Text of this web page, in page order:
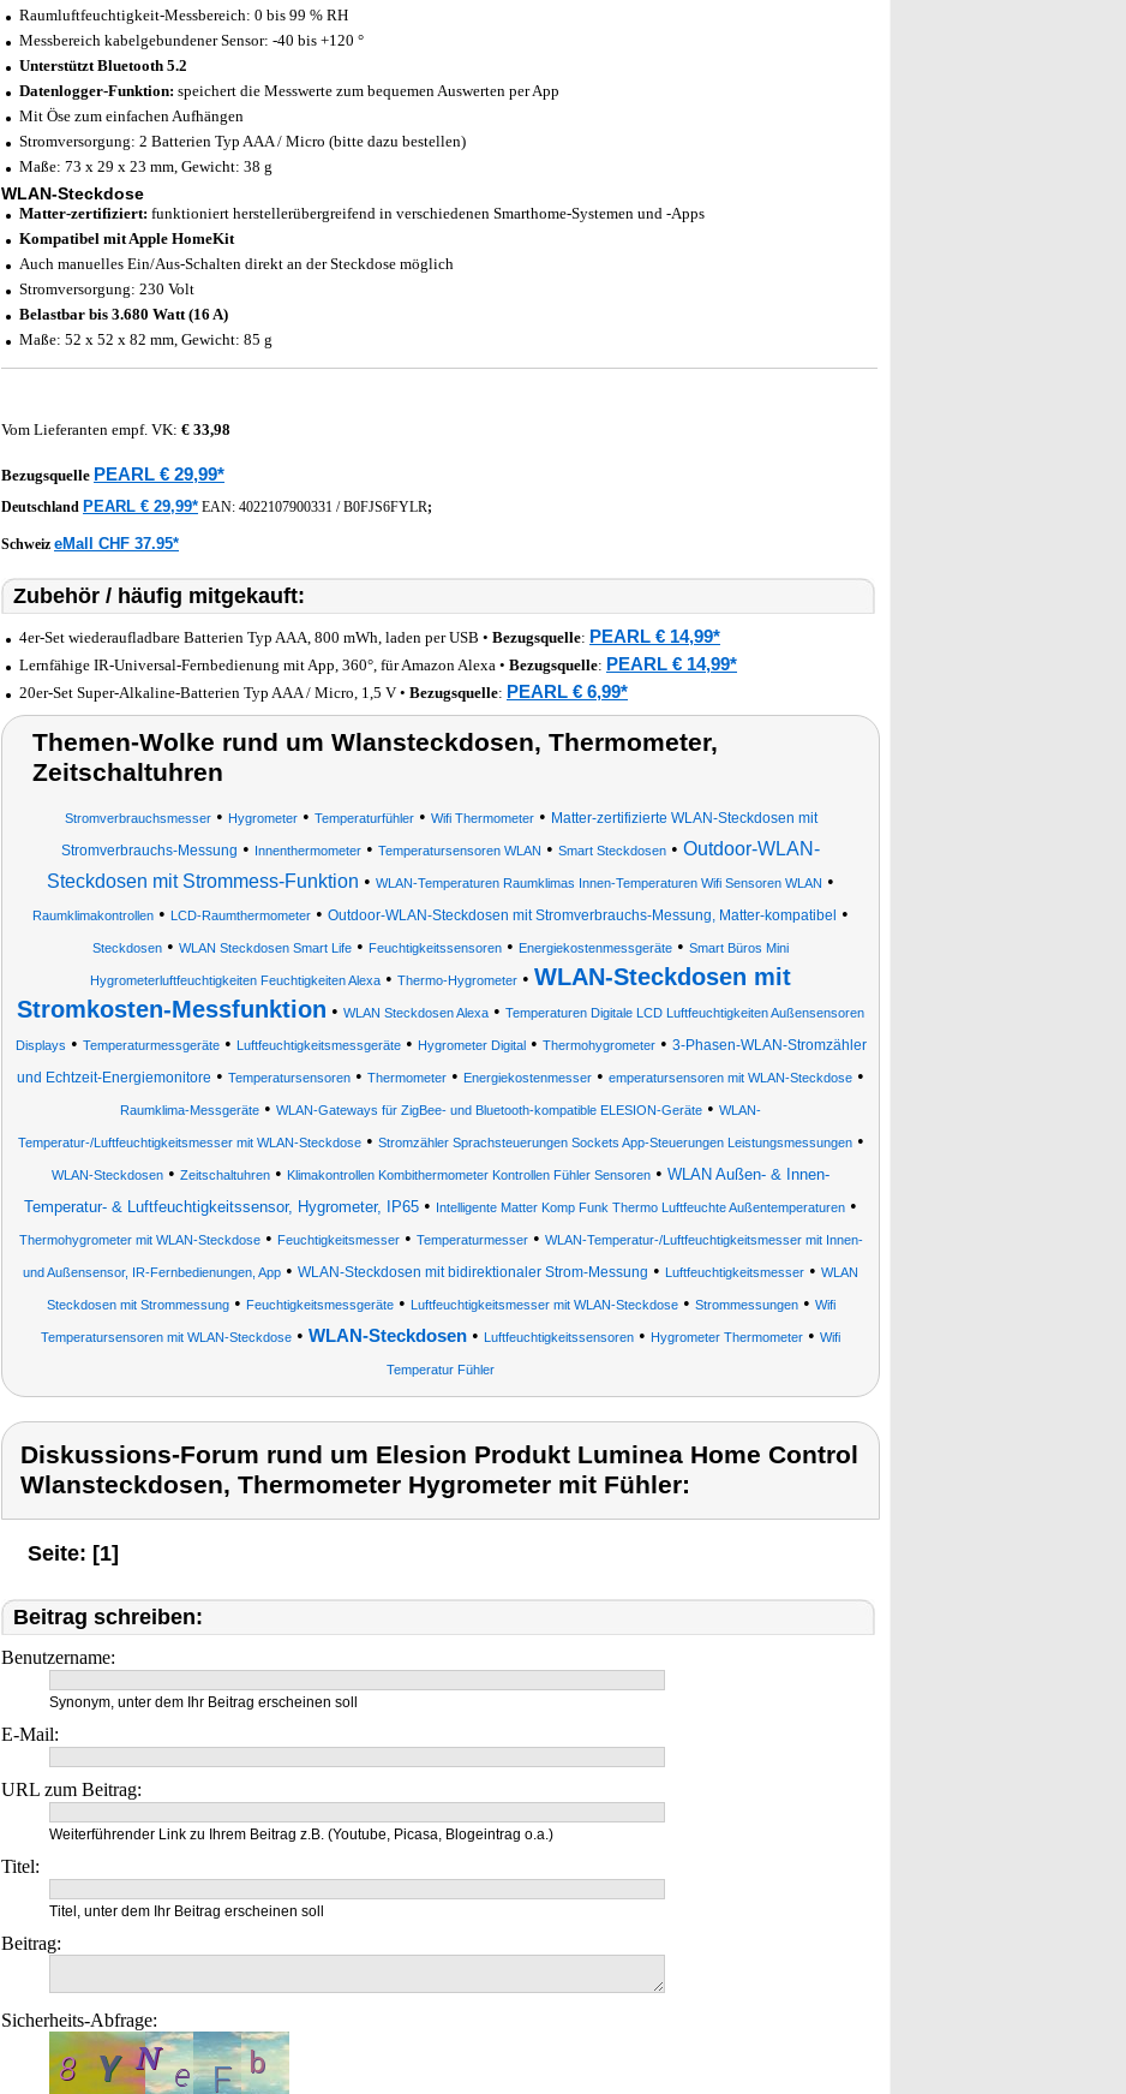
Raumluftfeuchtigkeit-Messbereich: 0 bis 99 % RH
Messbereich kabelgebundener Sensor: -40 bis +120 °
Unterstützt Bluetooth 5.2
Datenlogger-Funktion: speichert die Messwerte zum bequemen Auswerten per App
Mit Öse zum einfachen Aufhängen
Stromversorgung: 2 Batterien Typ AAA / Micro (bitte dazu bestellen)
Maße: 73 x 29 x 23 mm, Gewicht: 38 g
WLAN-Steckdose
Matter-zertifiziert: funktioniert herstellerübergreifend in verschiedenen Smarthome-Systemen und -Apps
Kompatibel mit Apple HomeKit
Auch manuelles Ein/Aus-Schalten direkt an der Steckdose möglich
Stromversorgung: 230 Volt
Belastbar bis 3.680 Watt (16 A)
Maße: 52 x 52 x 82 mm, Gewicht: 85 g
Vom Lieferanten empf. VK: € 33,98
Bezugsquelle PEARL € 29,99*
Deutschland PEARL € 29,99* EAN: 4022107900331 /B0FJS6FYLR;
Schweiz eMall CHF 37.95*
Zubehör / häufig mitgekauft:
4er-Set wiederaufladbare Batterien Typ AAA, 800 mWh, laden per USB • Bezugsquelle: PEARL € 14,99*
Lernfähige IR-Universal-Fernbedienung mit App, 360°, für Amazon Alexa • Bezugsquelle: PEARL € 14,99*
20er-Set Super-Alkaline-Batterien Typ AAA / Micro, 1,5 V • Bezugsquelle: PEARL € 6,99*
Themen-Wolke rund um Wlansteckdosen, Thermometer,
Zeitschaltuhren
Stromverbrauchsmesser• Hygrometer• Temperaturfühler• Wifi Thermometer• Matter-zertifizierte WLAN-Steckdosen mit
Stromverbrauchs-Messung • Innenthermometer • Temperatursensoren WLAN • Smart Steckdosen • Outdoor-WLAN-
Steckdosen mit Strommess-Funktion • WLAN-Temperaturen Raumklimas Innen-Temperaturen Wifi Sensoren WLAN •
Raumklimakontrollen • LCD-Raumthermometer • Outdoor-WLAN-Steckdosen mit Stromverbrauchs-Messung, Matter-kompatibel •
Steckdosen • WLAN Steckdosen Smart Life • Feuchtigkeitssensoren • Energiekostenmessgeräte • Smart Büros Mini
Hygrometerluftfeuchtigkeiten Feuchtigkeiten Alexa • Thermo-Hygrometer • WLAN-Steckdosen mit
Stromkosten-Messfunktion • WLAN Steckdosen Alexa • Temperaturen Digitale LCD Luftfeuchtigkeiten Außensensoren
Displays • Temperaturmessgeräte• Luftfeuchtigkeitsmessgeräte• Hygrometer Digital• Thermohygrometer• 3-Phasen-WLAN-Stromzähler
und Echtzeit-Energiemonitore • Temperatursensoren • Thermometer • Energiekostenmesser • emperatursensoren mit WLAN-Steckdose •
Raumklima-Messgeräte • WLAN-Gateways für ZigBee- und Bluetooth-kompatible ELESION-Geräte • WLAN-
Temperatur-/Luftfeuchtigkeitsmesser mit WLAN-Steckdose• Stromzähler Sprachsteuerungen Sockets App-Steuerungen Leistungsmessungen•
WLAN-Steckdosen • Zeitschaltuhren • Klimakontrollen Kombithermometer Kontrollen Fühler Sensoren • WLAN Außen- & Innen-
Temperatur- & Luftfeuchtigkeitssensor, Hygrometer, IP65 • Intelligente Matter Komp Funk Thermo Luftfeuchte Außentemperaturen •
Thermohygrometer mit WLAN-Steckdose• Feuchtigkeitsmesser• Temperaturmesser• WLAN-Temperatur-/Luftfeuchtigkeitsmesser mit Innen-
und Außensensor, IR-Fernbedienungen, App • WLAN-Steckdosen mit bidirektionaler Strom-Messung • Luftfeuchtigkeitsmesser • WLAN
Steckdosen mit Strommessung• Feuchtigkeitsmessgeräte• Luftfeuchtigkeitsmesser mit WLAN-Steckdose• Strommessungen• Wifi
Temperatursensoren mit WLAN-Steckdose • WLAN-Steckdosen • Luftfeuchtigkeitssensoren • Hygrometer Thermometer • Wifi
Temperatur Fühler
Diskussions-Forum rund um Elesion Produkt Luminea Home Control
Wlansteckdosen, Thermometer Hygrometer mit Fühler:
Seite: [1]
Beitrag schreiben:
Benutzername:
Synonym, unter dem Ihr Beitrag erscheinen soll
E-Mail:
URL zum Beitrag:
Weiterführender Link zu Ihrem Beitrag z.B. (Youtube, Picasa, Blogeintrag o.a.)
Titel:
Titel, unter dem Ihr Beitrag erscheinen soll
Beitrag:
Sicherheits-Abfrage: